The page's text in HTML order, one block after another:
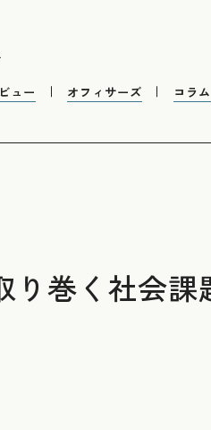
ュー オフィサーズ コラム
り巻く社会